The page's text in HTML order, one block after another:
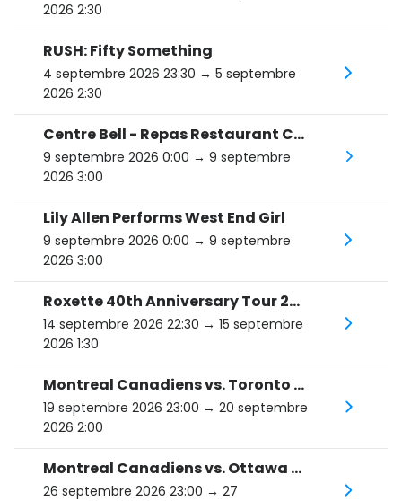
2026 2:30
RUSH: Fifty Something
4 septembre 2026 23:30 → 5 septembre
2026 2:30
Centre Bell - Repas Restaurant Canti - Lily Allen
9 septembre 2026 0:00 → 9 septembre
2026 3:00
Lily Allen Performs West End Girl
9 septembre 2026 0:00 → 9 septembre
2026 3:00
Roxette 40th Anniversary Tour 2026
14 septembre 2026 22:30 → 15 septembre
2026 1:30
Montreal Canadiens vs. Toronto Maple Leafs
19 septembre 2026 23:00 → 20 septembre
2026 2:00
Montreal Canadiens vs. Ottawa Senators
26 septembre 2026 23:00 → 27